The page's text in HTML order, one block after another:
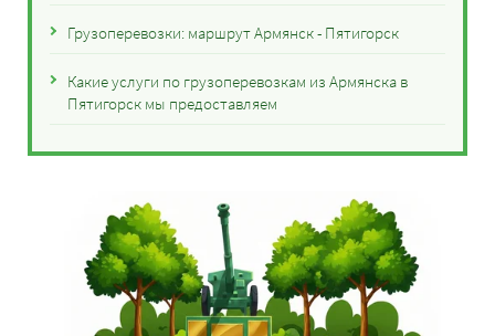
Грузоперевозки: маршрут Армянск - Пятигорск
Какие услуги по грузоперевозкам из Армянска в
Пятигорск мы предоставляем